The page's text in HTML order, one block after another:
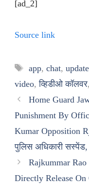
[ad_2]
Source link
Tags
app, chat, update
video,व्हिडीओ कॉलवर
Home Guard
Punishment By
Kumar Opposition
पुलिस अधिकारी सस्पेंड,
Rajkummar
Directly Release